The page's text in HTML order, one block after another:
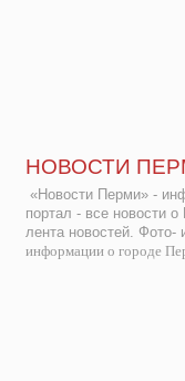
НОВОСТИ
«Новости Перми» -
портал - все новости
лента новостей. Фото-
информации о городе